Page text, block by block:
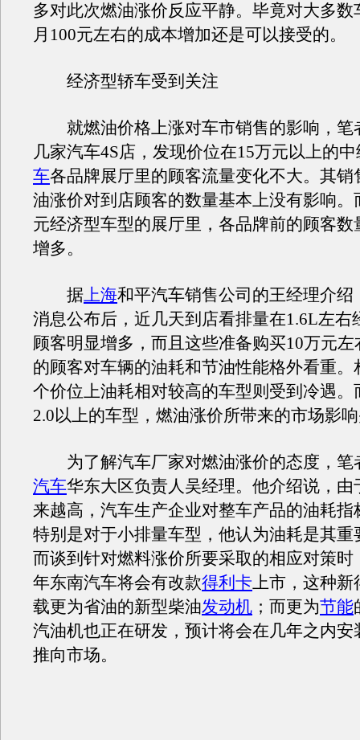
多对此次燃油涨价反应平静。毕竟对大多数
月100元左右的成本增加还是可以接受的。
经济型轿车受到关注
就燃油价格上涨对车市销售的影响，笔
几家汽车4S店，发现价位在15万元以上的
车各品牌展厅里的顾客流量变化不大。其销
油涨价对到店顾客的数量基本上没有影响。
元经济型车型的展厅里，各品牌前的顾客数
增多。
据上海和平汽车销售公司的王经理介绍
消息公布后，近几天到店看排量在1.6L左右
顾客明显增多，而且这些准备购买10万元
的顾客对车辆的油耗和节油性能格外看重。
个价位上油耗相对较高的车型则受到冷遇。
2.0以上的车型，燃油涨价所带来的市场影
为了解汽车厂家对燃油涨价的态度，笔
汽车华东大区负责人吴经理。他介绍说，由
来越高，汽车生产企业对整车产品的油耗指
特别是对于小排量车型，他认为油耗是其重
而谈到针对燃料涨价所要采取的相应对策时
年东南汽车将会有改款得利卡上市，这种新
载更为省油的新型柴油发动机 ；而更为节能
汽油机也正在研发，预计将会在几年之内安
推向市场。